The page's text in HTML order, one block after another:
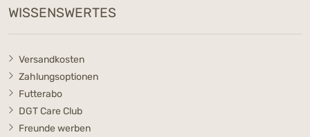
WISSENSWERTES
Versandkosten
Zahlungsoptionen
Futterabo
DGT Care Club
Freunde werben